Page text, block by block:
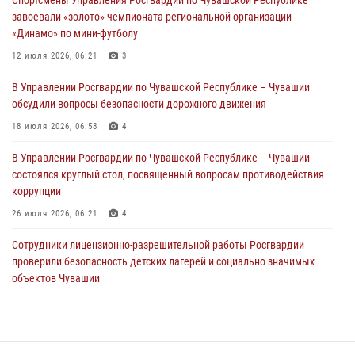
01 августа 2026, 06:12
1 августа – День дежурной службы войск национальной гвардии
Российской Федерации
Директор Росгвардии Герой России генерал армии Виктор Золотов
поздравил специалистов подразделений тыла с профессиональным
01 августа 2026, 00:01
завоевали «золото» чемпионата региональной организации
«Динамо» по мини-футболу
12 июля 2026, 06:21 3
В Управлении Росгвардии по Чувашской Республике – Чувашии
обсудили вопросы безопасности дорожного движения
18 июля 2026, 06:58 4
В Управлении Росгвардии по Чувашской Республике – Чувашии
состоялся круглый стол, посвященный вопросам противодействия
коррупции
26 июля 2026, 06:21 4
Сотрудники лицензионно-разрешительной работы Росгвардии
проверили безопасность детских лагерей и социально значимых
объектов Чувашии